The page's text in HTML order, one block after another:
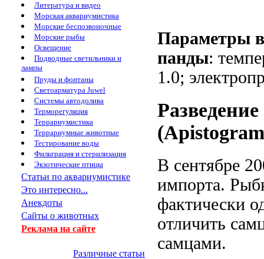
Литература и видео
Морская аквариумистика
Морские беспозвоночные
Морские рыбы
Освещение
Подводные светильники и
лампы
Пруды и фонтаны
Светоарматура Juwel
Системы автодолива
Терморегуляция
Террариумистика
Террариумные животные
Тестирование воды
Фильтрация и стерилизация
Экзотические птицы
Статьи по аквариумистике
Это интересно...
Анекдоты
Сайты о животных
Реклама на сайте
Различные статьи
Параметры
панды:
1.0;
В сентябре
импорта.
фактически
отличить
самцами.